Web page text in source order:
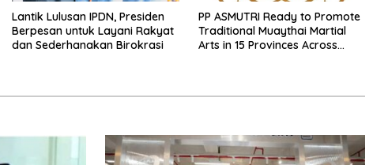
Lantik Lulusan IPDN, Presiden
Berpesan untuk Layani Rakyat
dan Sederhanakan Birokrasi
PP ASMUTRI Ready to Promote
Traditional Muaythai Martial
Arts in 15 Provinces Across